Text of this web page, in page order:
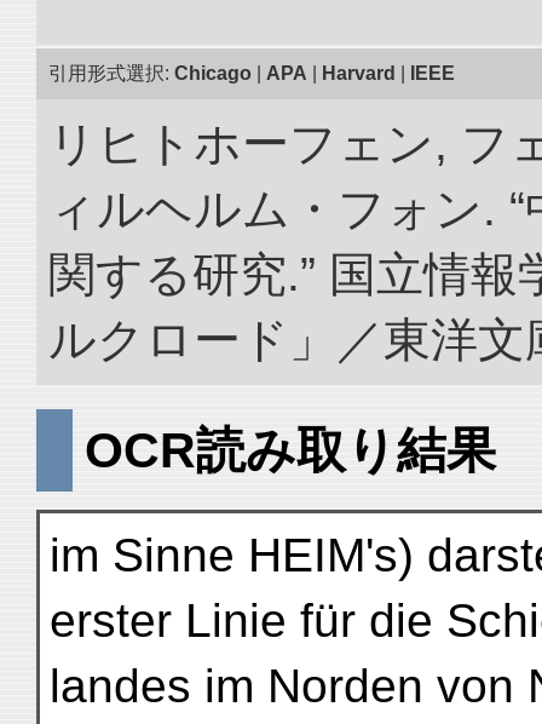
引用形式選択: Chicago APA Harvard IEEE
リヒトホーフェン, フ
ィルヘルム・フォン.
関する研究.” 国立情
ルクロード」／東洋
OCR読み取り結果
im Sinne HEIM's)
erster Linie für die
landes im Norden von